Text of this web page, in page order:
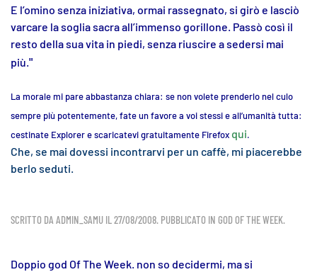
E l’omino senza iniziativa, ormai rassegnato, si girò e lasciò
varcare la soglia sacra all’immenso gorillone. Passò così il
resto della sua vita in piedi, senza riuscire a sedersi mai
più."
La morale mi pare abbastanza chiara: se non volete prenderlo nel culo
sempre più potentemente, fate un favore a voi stessi e all’umanità tutta:
cestinate Explorer e scaricatevi gratuitamente Firefox qui.
Che, se mai dovessi incontrarvi per un caffè, mi piacerebbe
berlo seduti.
SCRITTO DA ADMIN_SAMU IL27/08/2008. PUBBLICATO IN GOD OF THE WEEK.
Doppio god Of The Week. non so decidermi, ma si